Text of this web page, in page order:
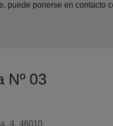
puede ponerse en contacto
Nº 03
4, 46010